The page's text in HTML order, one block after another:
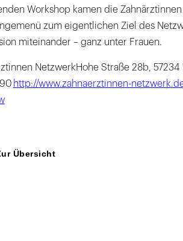
Workshop kamen die
zum eigentlichen Ziel des
miteinander – ganz unter Frauen.
NetzwerkHohe Straße 28b,
http://www.zahnaerztinnen-
Übersicht